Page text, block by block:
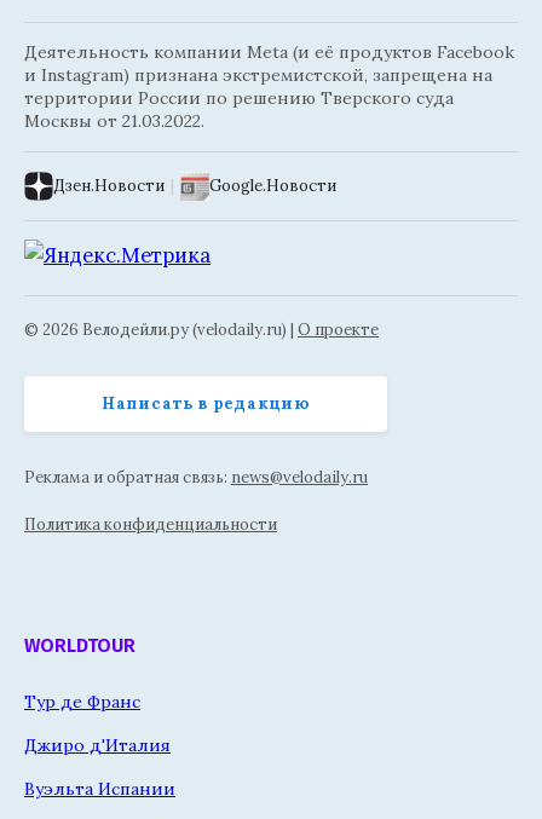
Деятельность компании Meta (и её продуктов Facebook
и Instagram) признана экстремистской, запрещена на
территории России по решению Тверского суда
Москвы от 21.03.2022.
Дзен.Новости | Google.Новости
© 2026 Велодейли.ру (velodaily.ru) | О проекте
Написать в редакцию
Реклама и обратная связь: news@velodaily.ru
Политика конфиденциальности
WORLDTOUR
Тур де Франс
Джиро д'Италия
Вуэльта Испании